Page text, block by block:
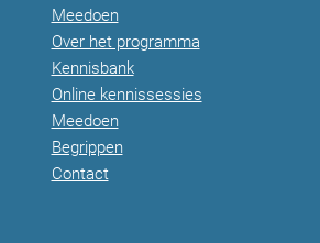
Meedoen
Over het programma
Kennisbank
Online kennissessies
Meedoen
Begrippen
Contact